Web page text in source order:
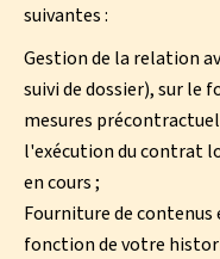
suivantes :
Gestion de la relation
suivi de dossier), sur le
mesures
l'exécution du contrat
en cours ;
Fourniture de contenus
fonction de votre